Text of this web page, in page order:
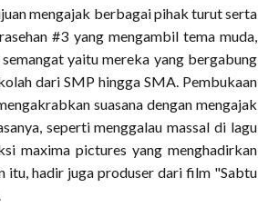
mengajak berbagai pihak turut serta
#3 yang mengambil tema muda,
yaitu mereka yang bergabung
dari SMP hingga SMA. Pembukaan
suasana dengan mengajak
seperti menggalau massal di lagu
maxima pictures yang menghadirkan
itu, hadir juga produser dari film "Sabtu